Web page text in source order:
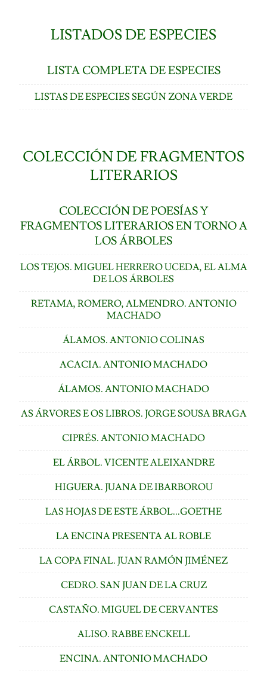
LISTADOS DE ESPECIES
LISTA COMPLETA DE ESPECIES
LISTAS DE ESPECIES SEGÚN ZONA VERDE
COLECCIÓN DE FRAGMENTOS
LITERARIOS
COLECCIÓN DE POESÍAS Y
FRAGMENTOS LITERARIOS EN TORNO A
LOS ÁRBOLES
LOS TEJOS. MIGUEL HERRERO UCEDA, EL ALMA
DE LOS ÁRBOLES
RETAMA, ROMERO, ALMENDRO. ANTONIO
MACHADO
ÁLAMOS. ANTONIO COLINAS
ACACIA. ANTONIO MACHADO
ÁLAMOS. ANTONIO MACHADO
AS ÁRVORES E OS LIBROS. JORGE SOUSA BRAGA
CIPRÉS. ANTONIO MACHADO
EL ÁRBOL. VICENTE ALEIXANDRE
HIGUERA. JUANA DE IBARBOROU
LAS HOJAS DE ESTE ÁRBOL...GOETHE
LA ENCINA PRESENTA AL ROBLE
LA COPA FINAL. JUAN RAMÓN JIMÉNEZ
CEDRO. SAN JUAN DE LA CRUZ
CASTAÑO. MIGUEL DE CERVANTES
ALISO. RABBE ENCKELL
ENCINA. ANTONIO MACHADO